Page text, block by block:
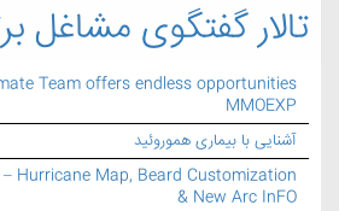
تالار گفتگوی مشاغل
Team offers endless opportunities
MMOEXP
آشنایی با بیماری هموروئید
Hurricane Map, Beard Customization
& New Arc InFO